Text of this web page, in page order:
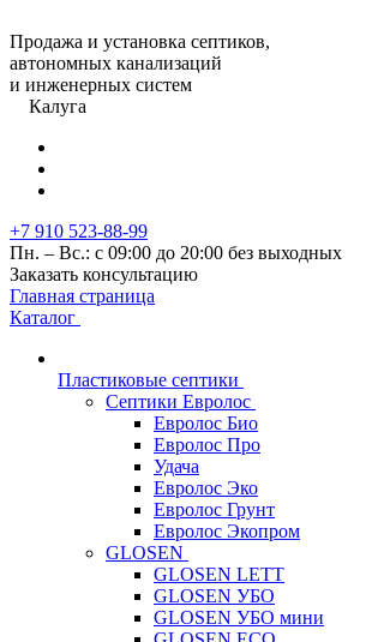
Продажа и установка септиков,
автономных канализаций
и инженерных систем
Калуга
+7 910 523-88-99
Пн. – Вс.: с 09:00 до 20:00 без выходных
Заказать консультацию
Главная страница
Каталог
Пластиковые септики
Септики Евролос
Евролос Био
Евролос Про
Удача
Евролос Эко
Евролос Грунт
Евролос Экопром
GLOSEN
GLOSEN LETT
GLOSEN УБО
GLOSEN УБО мини